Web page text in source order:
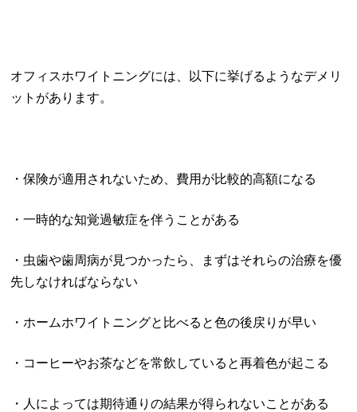
オフィスホワイトニングには、以下に挙げるようなデメリ
ットがあります。
・保険が適用されないため、費用が比較的高額になる
・一時的な知覚過敏症を伴うことがある
・虫歯や歯周病が見つかったら、まずはそれらの治療を優
先しなければならない
・ホームホワイトニングと比べると色の後戻りが早い
・コーヒーやお茶などを常飲していると再着色が起こる
・人によっては期待通りの結果が得られないことがある